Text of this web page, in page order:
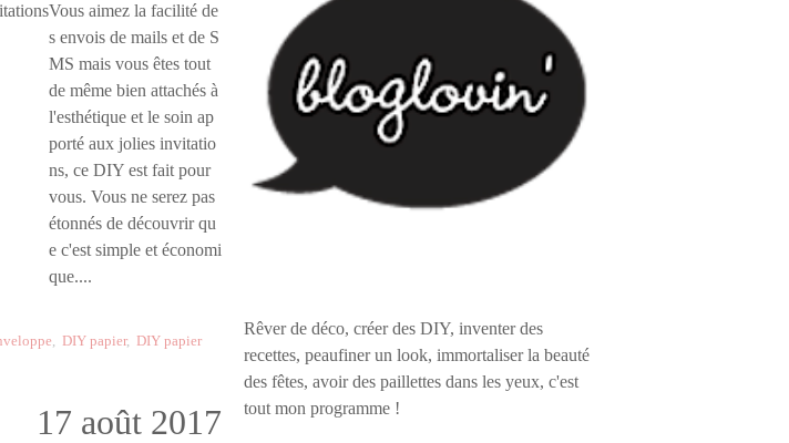
Vous aimez la facilité de
s envois de mails et de S
MS mais vous êtes tout
de même bien attachés à
l'esthétique et le soin ap
porté aux jolies invitatio
ns, ce DIY est fait pour
vous. Vous ne serez pas
étonnés de découvrir qu
e c'est simple et économi
que....
, DIY papier, DIY papier
17 août 2017
Rêver de déco, créer des DIY, inventer des
recettes, peaufiner un look, immortaliser la beauté
des fêtes, avoir des paillettes dans les yeux, c'est
tout mon programme !